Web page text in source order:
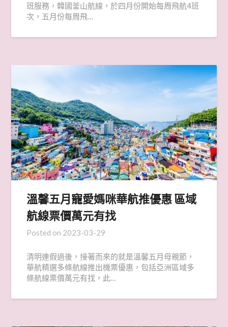
班服務，韓國釜山航線，於四月份開始每周飛航4班
次，五月份每周飛…
溫馨五月寵愛媽咪華航推優惠 區域
航線票價萬元有找
Posted on 2023-03-29
清明連假過後，接著而來的就是溫馨五月母親節，
華航精選多條航線推出機票優惠，包括亞洲區域多
條航線票價萬元有找，此…